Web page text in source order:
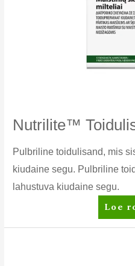
Nutrilite™
Pulbriline toidulisand, mis
kiudaine segu. Pulbriline
lahustuva kiudaine segu.
Loe